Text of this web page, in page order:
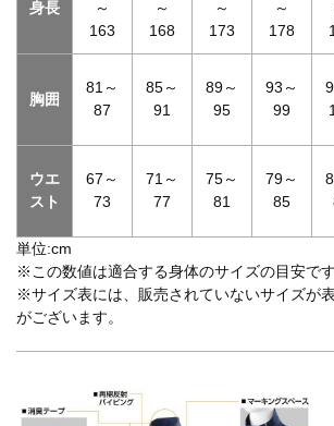
身長
～
163
～
168
～
173
～
178
胸囲
81～
87
85～
91
89～
95
93～
99
ウエ
スト
67～
73
71～
77
75～
81
79～
85
単位:cm
※この数値は適合する身体のサイズの目安です
※サイズ表には、販売されていないサイズが
がございます。